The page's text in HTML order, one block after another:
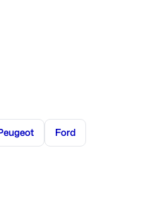
Ford